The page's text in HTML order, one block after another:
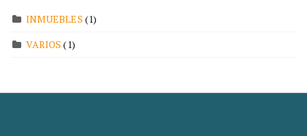
INMUEBLES (1)
VARIOS (1)